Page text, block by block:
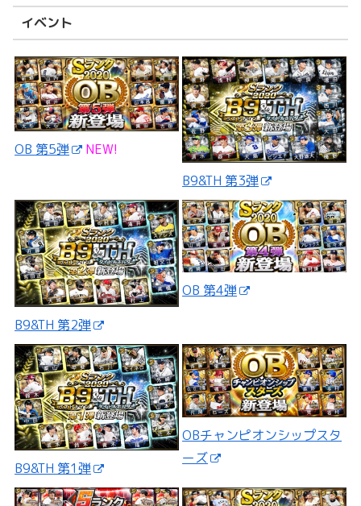
イベント
OB 第5弾
NEW!
B9&TH 第3弾
B9&TH 第2弾
OB 第4弾
B9&TH 第1弾
OBチャンピオンシップスタ
ーズ